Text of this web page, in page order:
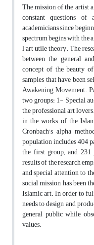
The mission of the artist
constant questions of
academicians since
spectrum begins with the
l’art utile theory. The
between the general
concept of the beauty
samples that have been
Awakening Movement.
two groups: 1- Special
the professional art
in the works of the
Cronbach's alpha
population includes 404
the first group; and
results of the research
and special attention to
social mission has been
Islamic art. In order to
needs to design and
general public while
values.